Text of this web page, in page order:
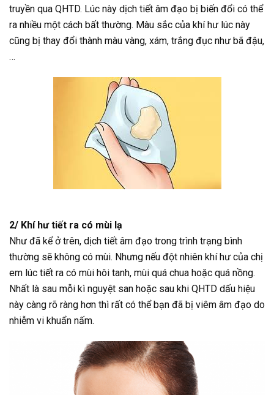
truyền qua QHTD. Lúc này dịch tiết âm đạo bị biến đổi có thể
ra nhiều một cách bất thường. Màu sắc của khí hư lúc này
cũng bị thay đổi thành màu vàng, xám, trắng đục như bã đậu,
…
2/ Khí hư tiết ra có mùi lạ
Như đã kể ở trên, dịch tiết âm đạo trong trình trạng bình
thường sẽ không có mùi. Nhưng nếu đột nhiên khí hư của chị
em lúc tiết ra có mùi hôi tanh, mùi quá chua hoặc quá nồng.
Nhất là sau mỗi kì nguyệt san hoặc sau khi QHTD dấu hiệu
này càng rõ ràng hơn thì rất có thể bạn đã bị viêm âm đạo do
nhiễm vi khuẩn nấm.